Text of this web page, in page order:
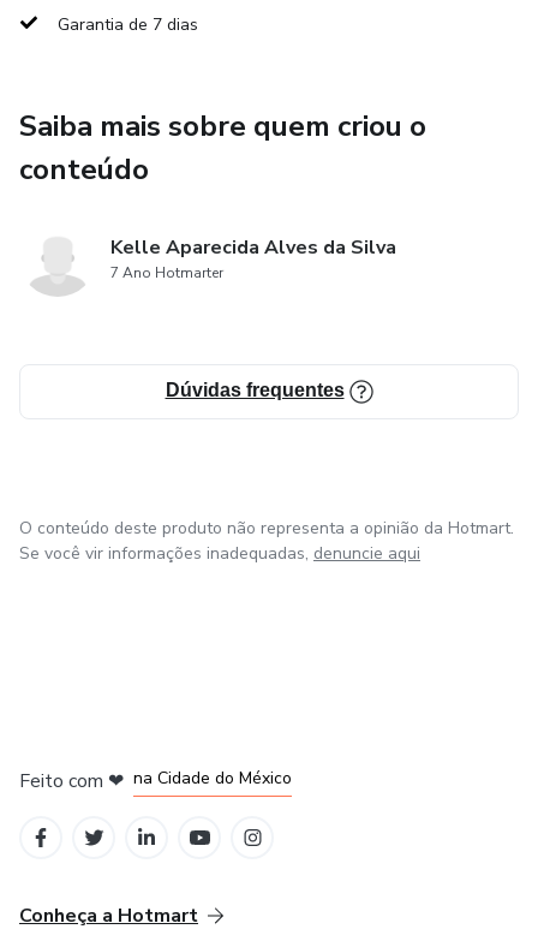
Garantia de 7 dias
Saiba mais sobre quem criou o
conteúdo
Kelle Aparecida Alves da Silva
7 Ano Hotmarter
Dúvidas frequentes
O conteúdo deste produto não representa a opinião da Hotmart.
Se você vir informações inadequadas, denuncie aqui
Feito com ❤ na Cidade do México
Conheça a Hotmart